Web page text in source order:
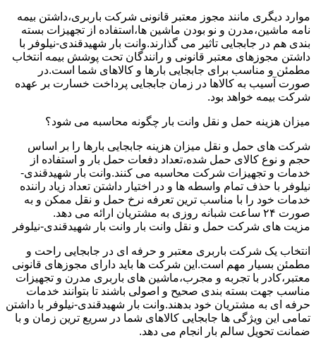
موارد دیگری مانند مجوز معتبر قانونی شرکت باربری،داشتن بیمه
نامه ماشین،مدرن و نو بودن ماشین ها،استفاده از تجهیزات بسته
بندی هم در جابجایی تاثیر می گذارند.وانت بار شهیدقندی-نیلوفر با
داشتن مجوزهای معتبر قانونی و رانندگان تحت پوشش بیمه انتخاب
مطمئن و مناسب برای جابجایی بارها و کالاهای شما است.در
صورت آسیب به کالاها در زمان جابجایی پرداخت خسارت بر عهده
شرکت بیمه خواهد بود.
میزان هزینه حمل و نقل وانت بار چگونه محاسبه می شود؟
شرکت های حمل و نقل میزان هزینه جابجایی بارها را بر اساس
حجم و نوع کالای حمل شده،تعداد دفعات حمل بار و استفاده از
خدمات و تجهیزات شرکت محاسبه می کنند.وانت بار شهیدقندی-
نیلوفر با حذف تمام واسطه ها و در اختیار داشتن تعداد زیاد راننده
خدمات خود را با مناسب ترین تعرفه نرخ حمل و نقل ممکن و به
صورت ۲۴ ساعت شبانه روزی به مشتریان ارائه می دهد.
مزیت های شرکت حمل و نقل وانت بار وانت بار شهیدقندی-نیلوفر
انتخاب یک شرکت باربری معتبر و حرفه ای در جابجایی راحت و
مطمئن بسیار مهم است.این شرکت ها باید دارای مجوزهای قانونی
معتبر،کادر با تجربه و مجرب،ماشین های باربری مدرن و تجهیزات
مناسب جهت بسته بندی صحیح و اصولی باشند تا بتوانند خدمات
حرفه ای به مشتریان خود بدهند.وانت بار شهیدقندی-نیلوفر با داشتن
تمامی این ویژگی ها جابجایی کالاهای شما در سریع ترین زمان و با
ضمانت تحویل سالم بار انجام می دهد.